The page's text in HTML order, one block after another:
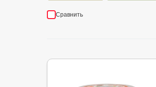
Сравнить